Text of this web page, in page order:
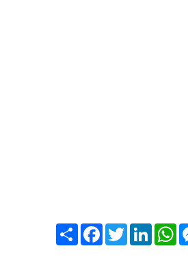
Partager FacebookTwitter LinkedIn